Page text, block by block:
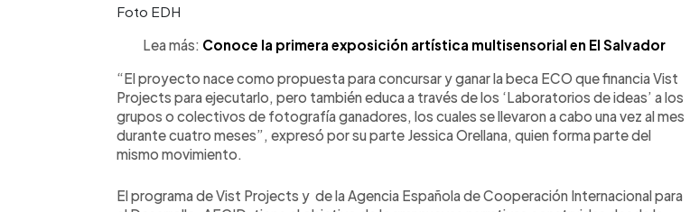
Foto EDH
Lea más: Conoce la primera exposición artística multisensorial en El Salvador
“El proyecto nace como propuesta para concursar y ganar la beca ECO que financia Vist
Projects para ejecutarlo, pero también educa a través de los ‘Laboratorios de ideas’ a los
grupos o colectivos de fotografía ganadores, los cuales se llevaron a cabo una vez al mes
durante cuatro meses”, expresó por su parte Jessica Orellana, quien forma parte del
mismo movimiento.
El programa de Vist Projects y de la Agencia Española de Cooperación Internacional para